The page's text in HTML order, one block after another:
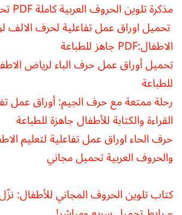
مذكرة تلوين الحروف العربية كاملة PDF تحميل مباشر
تحميل اوراق عمل تفاعلية لحرف الالف
الاطفال:PDF جاهز للطباعة
للطباعة
رحلة ممتعة مع حرف الجيم: أوراق عمل
القراءة والكتابة للأطفال جاهزة للطباعة
حرف الحاء اوراق عمل تفاعلية لتعليم
والحروف العربية تحميل مجاني
كتاب تلوين الحروف المجاني للأطفال: نزّل